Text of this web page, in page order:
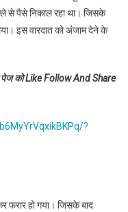
चोर,ऊपर से आ
गया दुकान का
से पैसे निकाल रहा था। जिसके
इस वारदात को अंजाम देने के
पेज को Like Follow And Share
?
फरार हो गया। जिसके बाद